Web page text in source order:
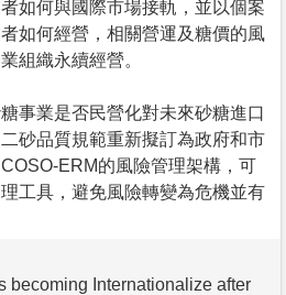
如何與國際市場接軌，並以個案
如何經營，相關營運及糖價的風
組織永續經營。
事業是否民營化對未來砂糖進口
砂品質規範重新擬訂為政府和市
ERM的風險管理架構，可
工具，避免風險轉變為危機並有
becoming Internationalize after